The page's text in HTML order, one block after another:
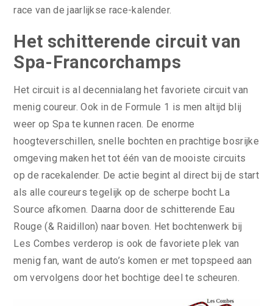
race van de jaarlijkse race-kalender.
Het schitterende circuit van
Spa-Francorchamps
Het circuit is al decennialang het favoriete circuit van
menig coureur. Ook in de Formule 1 is men altijd blij
weer op Spa te kunnen racen. De enorme
hoogteverschillen, snelle bochten en prachtige bosrijke
omgeving maken het tot één van de mooiste circuits
op de racekalender. De actie begint al direct bij de start
als alle coureurs tegelijk op de scherpe bocht La
Source afkomen. Daarna door de schitterende Eau
Rouge (& Raidillon) naar boven. Het bochtenwerk bij
Les Combes verderop is ook de favoriete plek van
menig fan, want de auto’s komen er met topspeed aan
om vervolgens door het bochtige deel te scheuren.